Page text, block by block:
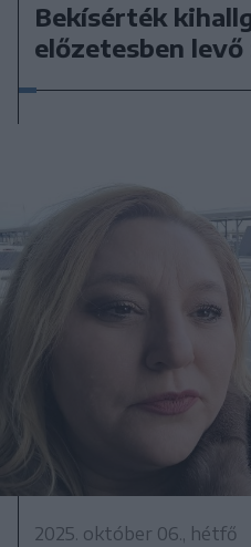
Bekísérték
előzetesben
2025. október 06., hétfő